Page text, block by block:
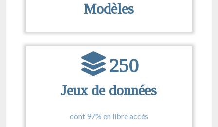
Modèles
250
Jeux de données
dont 97% en libre accès